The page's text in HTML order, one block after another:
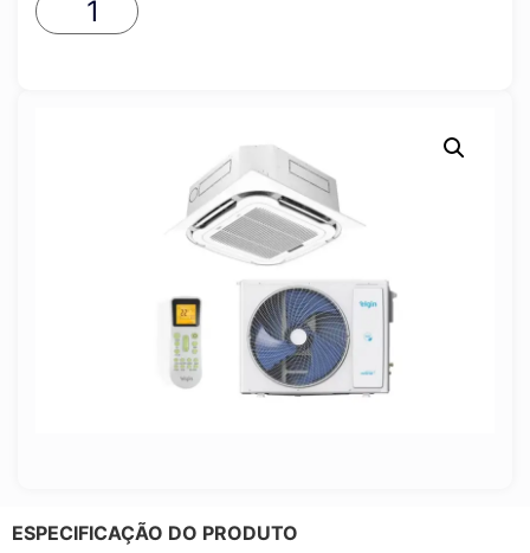
ESPECIFICAÇÃO DO PRODUTO